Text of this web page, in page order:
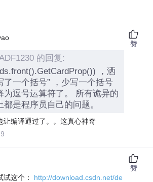
的回复:
，洒
了一个括号” ，少写一个括号
号运算符了。 所有诡异的
都是程序员自己的问题。
让编译通过了。。这真心神奇
赞
试这个： http://download.csdn.net/de
赞